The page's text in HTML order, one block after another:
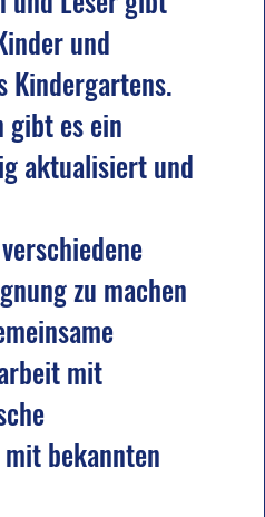
und
Kindergartens.
gibt es ein
aktualisiert und
zu machen
mit
bekannten